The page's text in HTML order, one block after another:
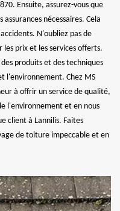
Ensuite, assurez-vous que
nécessaires. Cela
N'oubliez pas de
prix et les services offerts.
produits et des techniques
l'environnement. Chez MS
à offrir un service de qualité,
l'environnement et en nous
client à Lannilis. Faites
de toiture impeccable et en